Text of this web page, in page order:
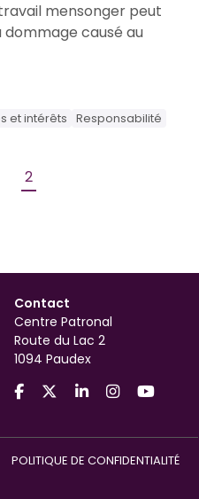
mensonger peut
causé au
et intérêts Responsabilité
2
Contact
Centre Patronal
Route du Lac 2
1094 Paudex
POLITIQUE DE CONFIDENTIALITÉ